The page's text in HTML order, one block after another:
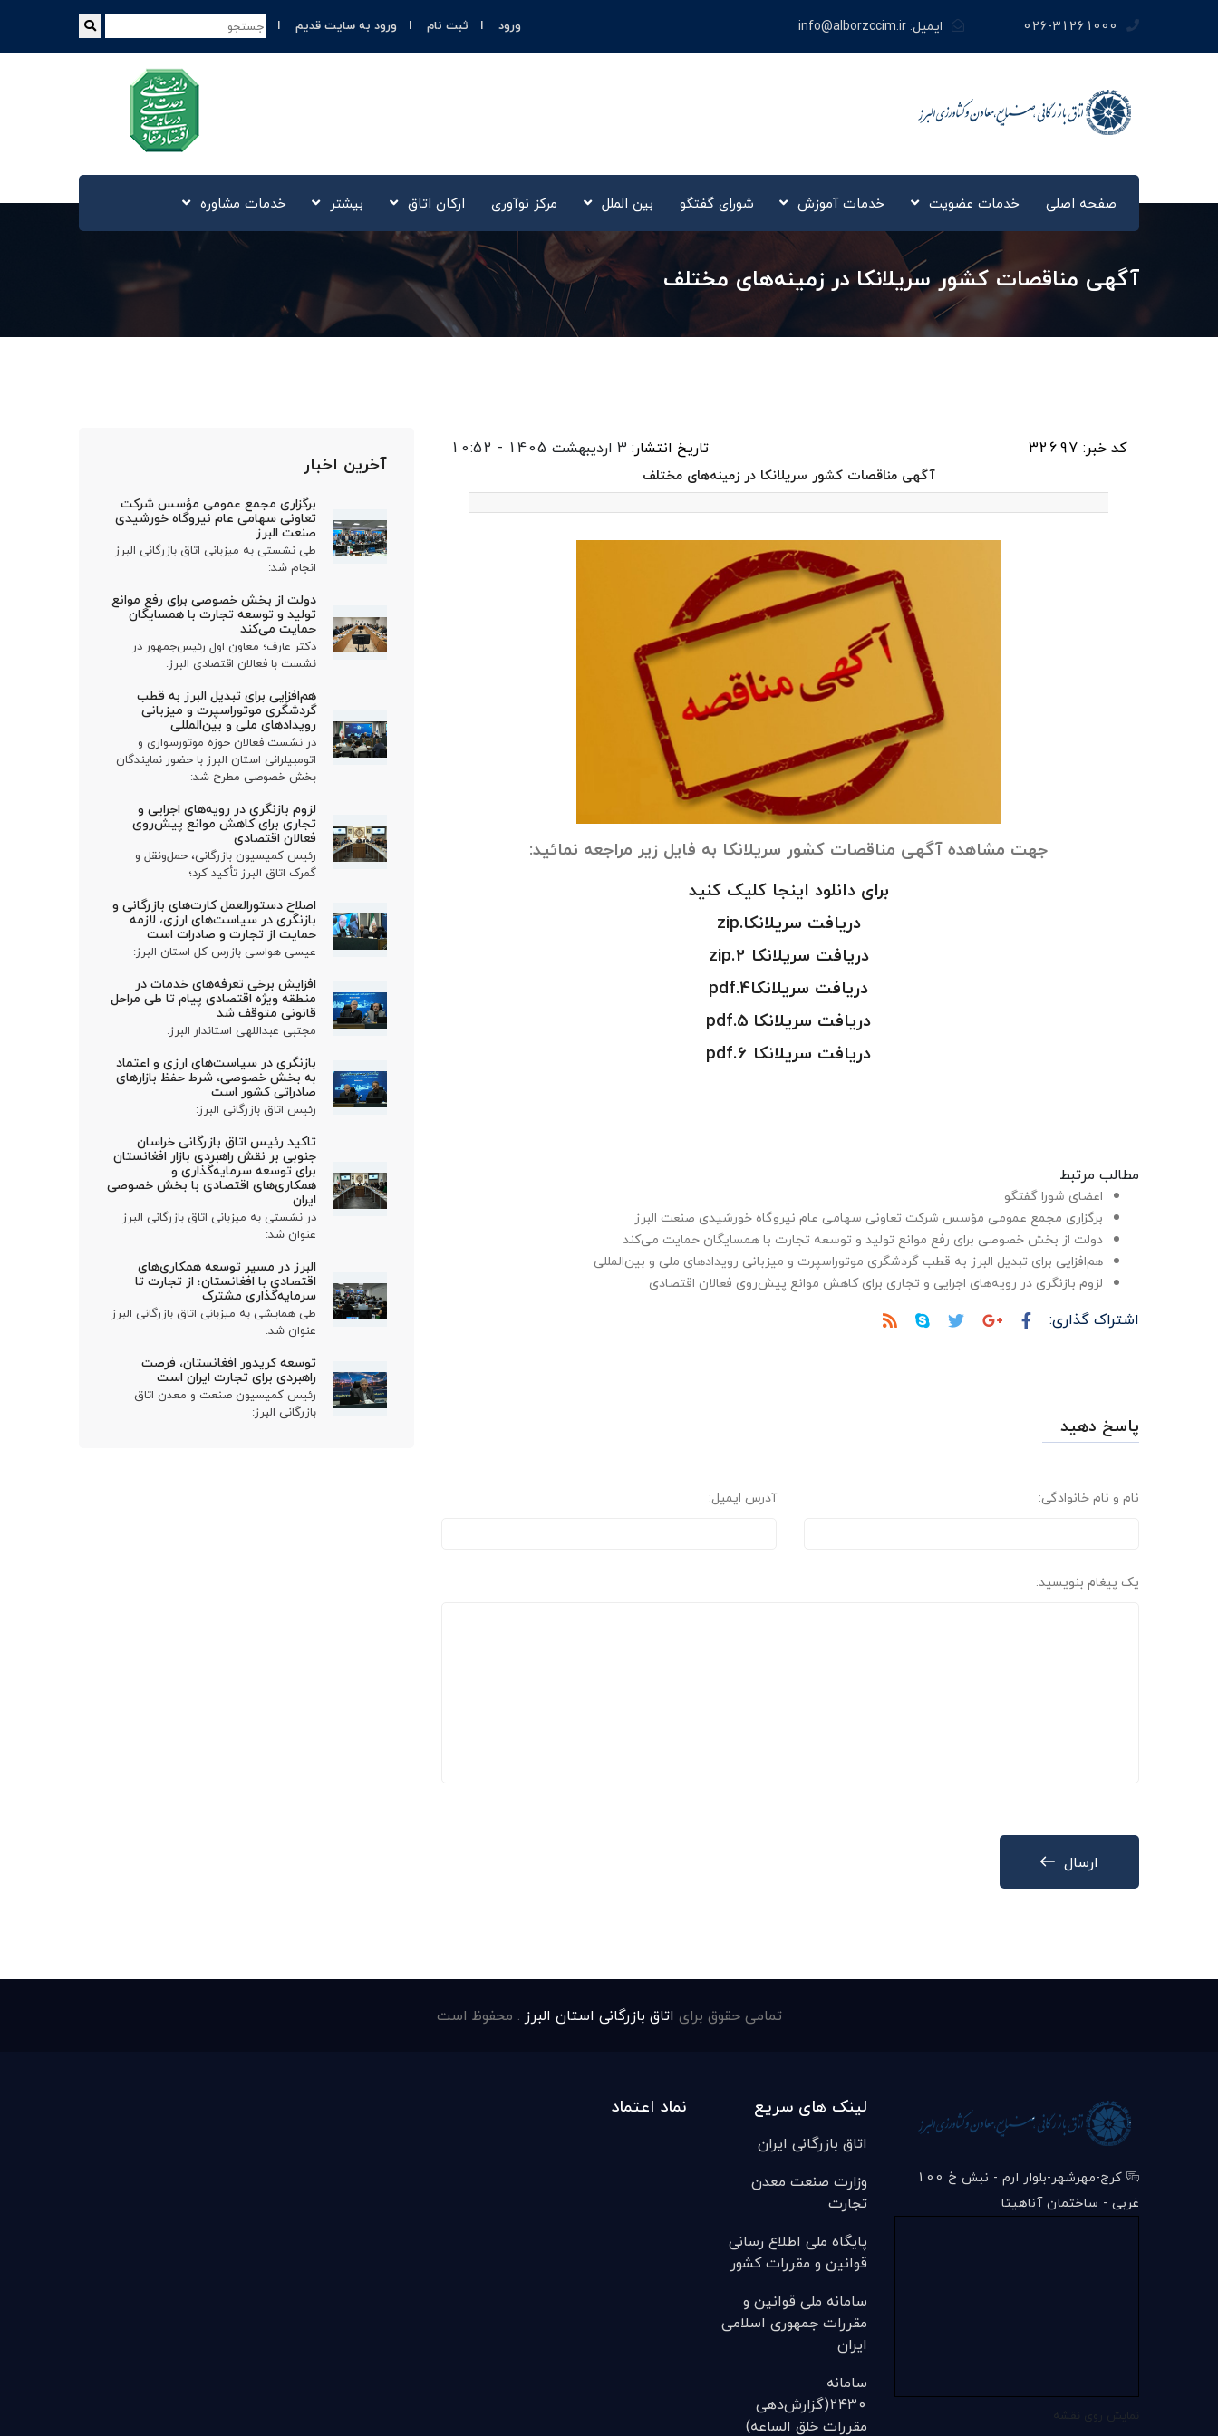
026-31261000 ایمیل:info@alborzccim.ir ورود ثبت نام ورود به سایت قدیم
صفحه اصلی خدمات عضویت خدمات آموزش شورای گفتگو بین الملل مرکز نوآوری‌ ارکان اتاق بیشتر خدمات مشاوره
آگهی مناقصات کشور سریلانکا در زمینه‌های مختلف
کد خبر: 32697 تاریخ انتشار: 3 اردیبهشت 1405 - 10:52
آگهی مناقصات کشور سریلانکا در زمینه‌های مختلف
جهت مشاهده آگهی مناقصات کشور سریلانکا به فایل زیر مراجعه نمائید:
برای دانلود اینجا کلیک کنید
دریافت سریلانکا.zip
دریافت سریلانکا 2.zip
دریافت سریلانکا4.pdf
دریافت سریلانکا 5.pdf
دریافت سریلانکا 6.pdf
مطالب مرتبط
اعضای شورا گفتگو
برگزاری مجمع عمومی مؤسس شرکت تعاونی سهامی عام نیروگاه خورشیدی صنعت البرز
دولت از بخش خصوصی برای رفع موانع تولید و توسعه تجارت با همسایگان حمایت می‌کند
هم‌افزایی برای تبدیل البرز به قطب گردشگری موتوراسپرت و میزبانی رویدادهای ملی و بین‌المللی
لزوم بازنگری در رویه‌های اجرایی و تجاری برای کاهش موانع پیش‌روی فعالان اقتصادی
اشتراک گذاری:
پاسخ دهید
نام و نام خانوادگی: آدرس ایمیل:
یک پیغام بنویسید:
ارسال
آخرین اخبار
برگزاری مجمع عمومی مؤسس شرکت
تعاونی سهامی عام نیروگاه خورشیدی
صنعت البرز
طی نشستی به میزبانی اتاق بازرگانی البرز
انجام شد:
دولت از بخش خصوصی برای رفع موانع
تولید و توسعه تجارت با همسایگان
حمایت می‌کند
دکتر عارف؛ معاون اول رئیس‌جمهور در
نشست با فعالان اقتصادی البرز:
هم‌افزایی برای تبدیل البرز به قطب
گردشگری موتوراسپرت و میزبانی
رویدادهای ملی و بین‌المللی
در نشست فعالان حوزه موتورسواری و
اتومبیلرانی استان البرز با حضور نمایندگان
بخش خصوصی مطرح شد:
لزوم بازنگری در رویه‌های اجرایی و
تجاری برای کاهش موانع پیش‌روی
فعالان اقتصادی
رئیس کمیسیون بازرگانی، حمل‌ونقل و
گمرک اتاق البرز تأکید کرد؛
اصلاح دستورالعمل کارت‌های بازرگانی و
بازنگری در سیاست‌های ارزی، لازمه
حمایت از تجارت و صادرات است
عیسی هواسی بازرس کل استان البرز:
افزایش برخی تعرفه‌های خدمات در
منطقه ویژه اقتصادی پیام تا طی مراحل
قانونی متوقف شد
مجتبی عبداللهی استاندار البرز:
بازنگری در سیاست‌های ارزی و اعتماد
به بخش خصوصی، شرط حفظ بازارهای
صادراتی کشور است
رئیس اتاق بازرگانی البرز:
تاکید رئیس اتاق بازرگانی خراسان
جنوبی بر نقش راهبردی بازار افغانستان
برای توسعه سرمایه‌گذاری و
همکاری‌های اقتصادی با بخش خصوصی
ایران
در نشستی به میزبانی اتاق بازرگانی البرز
عنوان شد:
البرز در مسیر توسعه همکاری‌های
اقتصادی با افغانستان؛ از تجارت تا
سرمایه‌گذاری مشترک
طی همایشی به میزبانی اتاق بازرگانی البرز
عنوان شد:
توسعه کریدور افغانستان، فرصت
راهبردی برای تجارت ایران است
رئیس کمیسیون صنعت و معدن اتاق
بازرگانی البرز:
تمامی حقوق برای اتاق بازرگانی استان البرز . محفوظ است
کرج-مهرشهر-بلوار ارم - نبش خ 100
غربی - ساختمان آناهیتا
لینک های سریع
اتاق بازرگانی ایران
وزارت صنعت معدن
تجارت
پایگاه ملی اطلاع رسانی
قوانین و مقررات کشور
سامانه ملی قوانين و
مقررات جمهوری اسلامی
ایران
سامانه
۲۴۳۰(گزارش‌دهی
مقررات خلق الساعه)
نماد اعتماد